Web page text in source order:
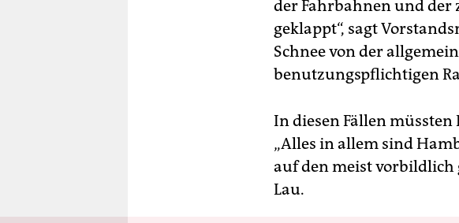
der Fahrbahnen und der
geklappt“, sagt
Schnee von der
benutzungspflichtigen
In diesen Fällen müssten
„Alles in allem sind
auf den meist vorbildlich
Lau.